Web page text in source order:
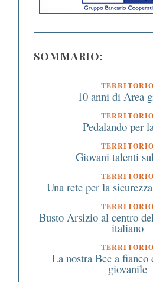
SOMMARIO:
TERRITORIO
10 anni di Area
TERRITORIO
Pedalando per
TERRITORIO
Giovani talenti
TERRITORIO
Una rete per la
TERRITORIO
Busto Arsizio al centro
italiano
TERRITORIO
La nostra Bcc a
giovanile